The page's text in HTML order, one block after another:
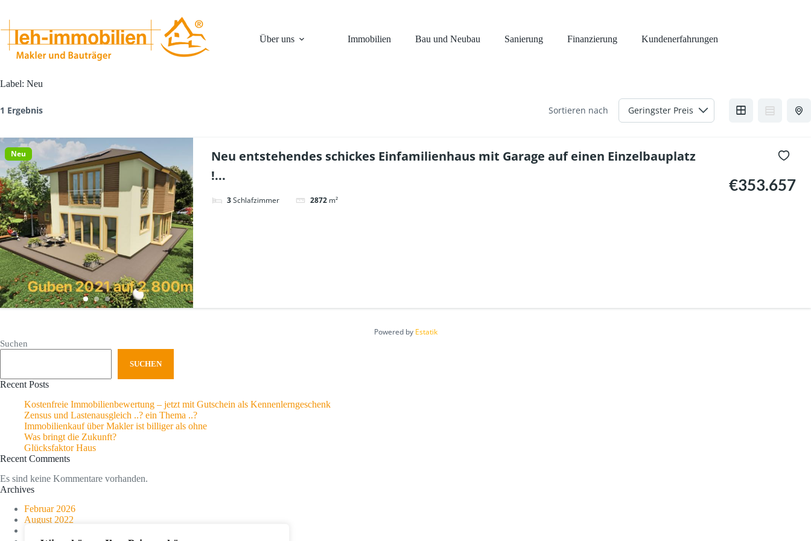
Über uns
Immobilien Bau und Neubau Sanierung Finanzierung Kundenerfahrungen
Label: Neu
1 Ergebnis Sortieren nach
Neu
Neu entstehendes schickes Einfamilienhaus mit Garage auf einen Einzelbauplatz
!...
3Schlafzimmer 2872 m²
€353.657
Powered by Estatik
Suchen
SUCHEN
Recent Posts
Kostenfreie Immobilienbewertung – jetzt mit Gutschein als Kennenlerngeschenk
Zensus und Lastenausgleich ..? ein Thema ..?
Immobilienkauf über Makler ist billiger als ohne
Was bringt die Zukunft?
Glücksfaktor Haus
Recent Comments
Es sind keine Kommentare vorhanden.
Archives
Februar 2026
August 2022